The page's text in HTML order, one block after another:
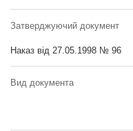
Затверджуючий документ
Наказ від 27.05.1998 № 96
Вид документа